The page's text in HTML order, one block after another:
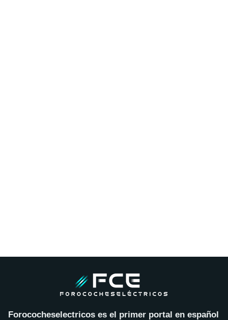
Forococheselectricos es el primer portal en español